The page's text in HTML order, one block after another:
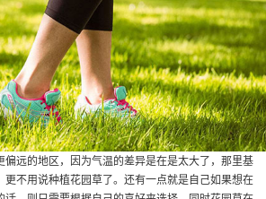
偏远的地区，因为气温的差异是在是太大了，那里基
更不用说种植花园草了。还有一点就是自己如果想在